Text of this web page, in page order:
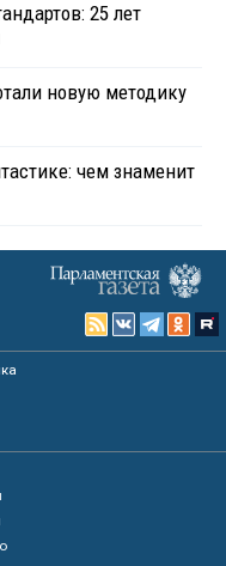
25 лет
новую методику
чем знаменит